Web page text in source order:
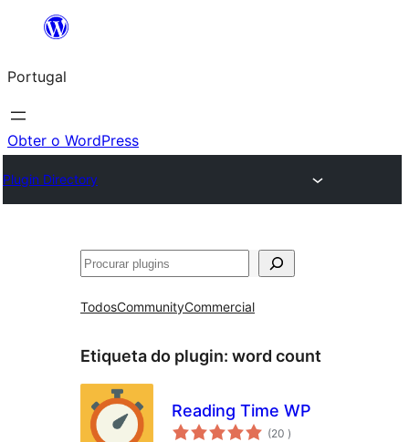
Saltar
o
conteúdo
Portugal
Obter o WordPress
Plugin Directory
Pesquisar
TodosCommunityCommercial
Etiqueta do plugin: word count
Reading Time WP
(20 classificações
)